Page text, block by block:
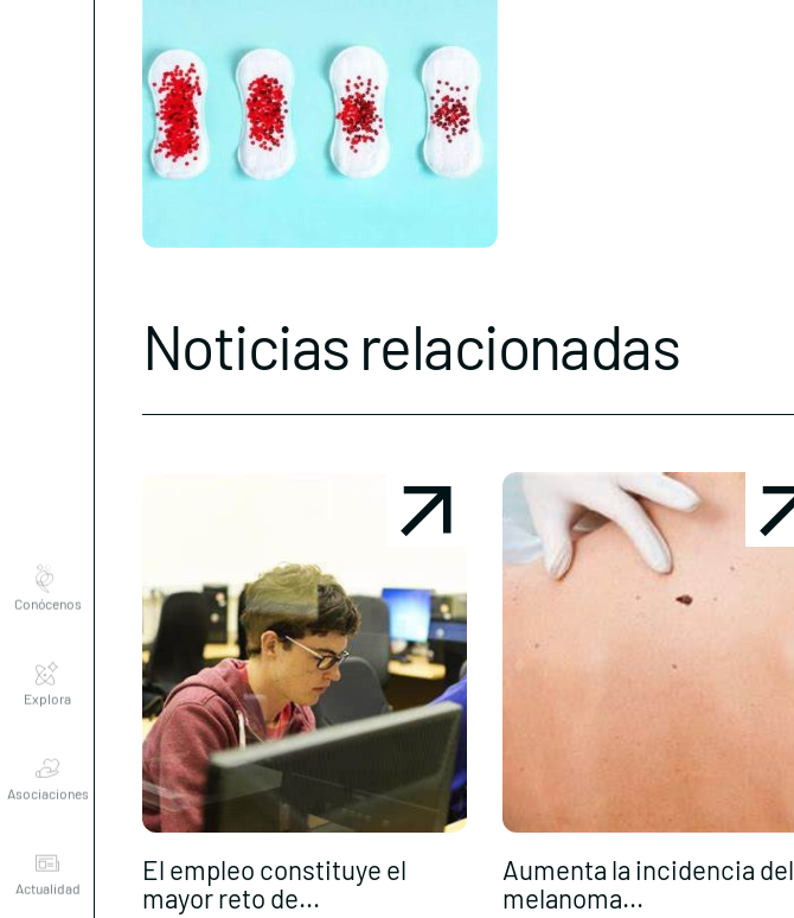
Conócenos
Explora
Asociaciones
Actualidad
Noticias relacionadas
El empleo constituye el
mayor reto de...
Aumenta la incidencia del
melanoma...